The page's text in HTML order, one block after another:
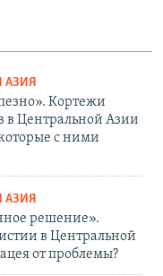
АЗИЯ
Кортежи
в Центральной Азии
с ними
АЗИЯ
решение».
в Центральной
от проблемы?